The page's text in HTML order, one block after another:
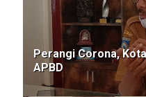
Perangi Corona,
APBD